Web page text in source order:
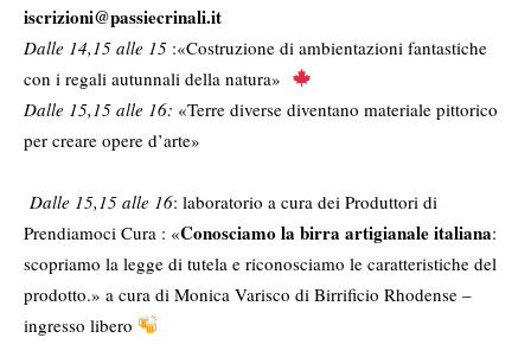
iscrizioni@passiecrinali.it
Dalle 14,15 alle 15 :«Costruzione di ambientazioni fantastiche
con i regali autunnali della natura»
Dalle 15,15 alle 16: «Terre diverse diventano materiale pittorico
per creare opere d’arte»
Dalle 15,15 alle 16: laboratorio a cura dei Produttori di
Prendiamoci Cura : «Conosciamo la birra artigianale italiana:
scopriamo la legge di tutela e riconosciamo le caratteristiche del
prodotto.» a cura di Monica Varisco di Birrificio Rhodense –
ingresso libero